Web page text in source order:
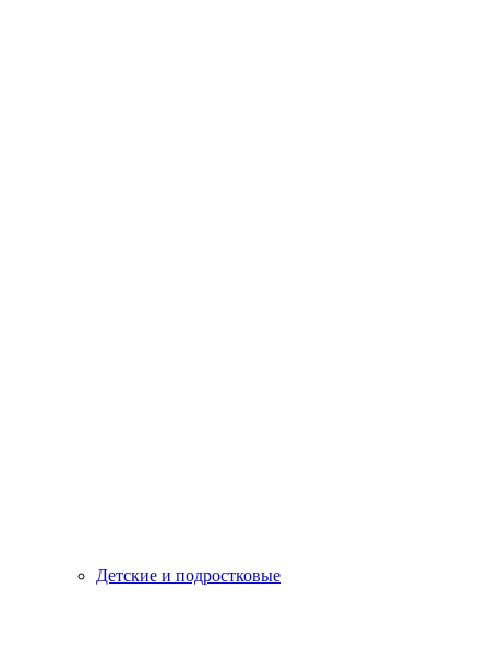
Детские и подростковые